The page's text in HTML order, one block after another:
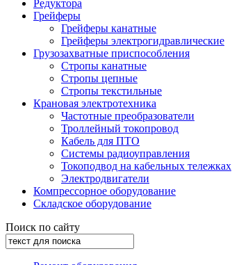
Редуктора
Грейферы
Грейферы канатные
Грейферы электрогидравлические
Грузозахватные приспособления
Стропы канатные
Стропы цепные
Стропы текстильные
Крановая электротехника
Частотные преобразователи
Троллейный токопровод
Кабель для ПТО
Системы радиоуправления
Токоподвод на кабельных тележках
Электродвигатели
Компрессорное оборудование
Складское оборудование
Поиск по сайту